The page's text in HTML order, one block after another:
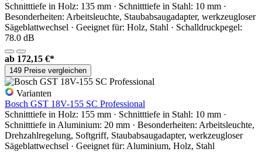
Schnitttiefe in Holz: 135 mm · Schnitttiefe in Stahl: 10 mm ·
Besonderheiten: Arbeitsleuchte, Staubabsaugadapter, werkzeugloser
Sägeblattwechsel · Geeignet für: Holz, Stahl · Schalldruckpegel:
78.0 dB
ab 172,15 €*
149 Preise vergleichen
Varianten
Bosch GST 18V-155 SC Professional
Schnitttiefe in Holz: 155 mm · Schnitttiefe in Stahl: 10 mm ·
Schnitttiefe in Aluminium: 20 mm · Besonderheiten: Arbeitsleuchte,
Drehzahlregelung, Softgriff, Staubabsaugadapter, werkzeugloser
Sägeblattwechsel · Geeignet für: Aluminium, Holz, Stahl